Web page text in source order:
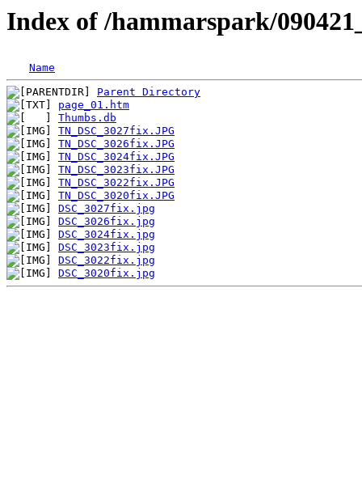
Index of /hammarspark/
Name
Parent Directory
page_01.htm
Thumbs.db
TN_DSC_3027fix.JPG
TN_DSC_3026fix.JPG
TN_DSC_3024fix.JPG
TN_DSC_3023fix.JPG
TN_DSC_3022fix.JPG
TN_DSC_3020fix.JPG
DSC_3027fix.jpg
DSC_3026fix.jpg
DSC_3024fix.jpg
DSC_3023fix.jpg
DSC_3022fix.jpg
DSC_3020fix.jpg